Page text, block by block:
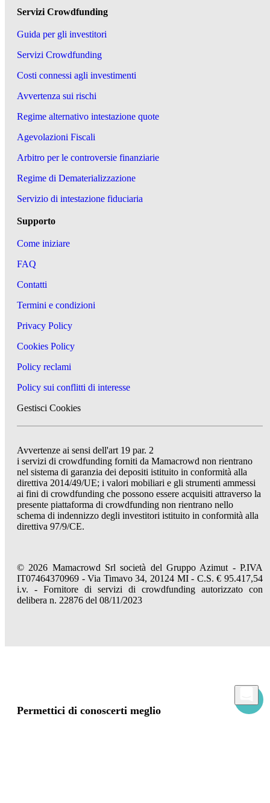
Servizi Crowdfunding
Guida per gli investitori
Servizi Crowdfunding
Costi connessi agli investimenti
Avvertenza sui rischi
Regime alternativo intestazione quote
Agevolazioni Fiscali
Arbitro per le controversie finanziarie
Regime di Dematerializzazione
Servizio di intestazione fiduciaria
Supporto
Come iniziare
FAQ
Contatti
Termini e condizioni
Privacy Policy
Cookies Policy
Policy reclami
Policy sui conflitti di interesse
Gestisci Cookies
Avvertenze ai sensi dell'art 19 par. 2
i servizi di crowdfunding forniti da Mamacrowd non rientrano
nel sistema di garanzia dei depositi istituito in conformità alla
direttiva 2014/49/UE; i valori mobiliari e gli strumenti ammessi
ai fini di crowdfunding che possono essere acquisiti attraverso la
presente piattaforma di crowdfunding non rientrano nello
schema di indennizzo degli investitori istituito in conformità alla
direttiva 97/9/CE.
© 2026 Mamacrowd Srl società del Gruppo Azimut - P.IVA
IT07464370969 - Via Timavo 34, 20124 MI - C.S. € 95.417,54
i.v. - Fornitore di servizi di crowdfunding autorizzato con
delibera n. 22876 del 08/11/2023
Permettici di conoscerti meglio